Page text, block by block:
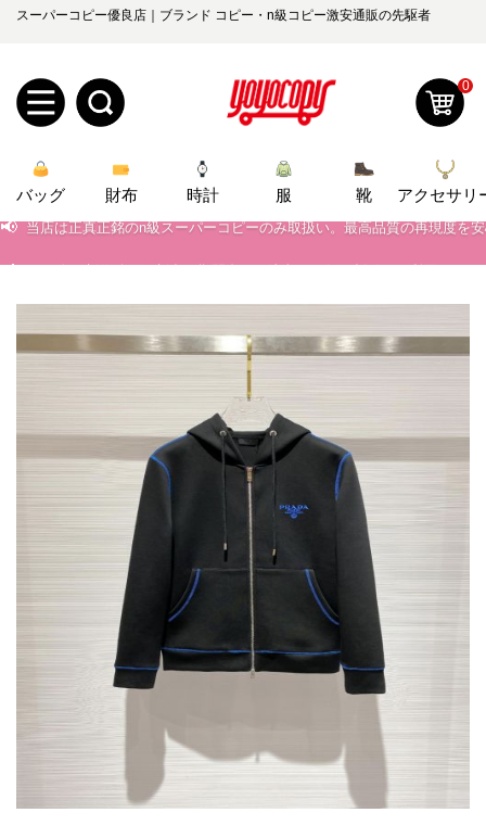
スーパーコピー優良店｜ブランド コピー・n級コピー激安通販の先駆者
規
録
ロ
オ
ダ
理
知
2026人気特集
バッグ
財布
時計
ズボン
衣装セット
住まい用品
アクセサリー
ベルト
スカーフ
アイフォーンケ
ース
小物
新
0
バッグ 財布 時計 服 靴 アクセサリ
📢 当店は正真正銘のn級スーパーコピーのみ取扱い。最高品質の再現度を
📢 当店は正真正銘のn級スーパーコピーのみ取扱い。最高品質の再現度を
2026春の新作続々更新中！期間中のご注文でお得な割引をご利用いただ
新作入荷！ルイ・ヴィトンスーパーコピー バッグ最新モデルが登場。